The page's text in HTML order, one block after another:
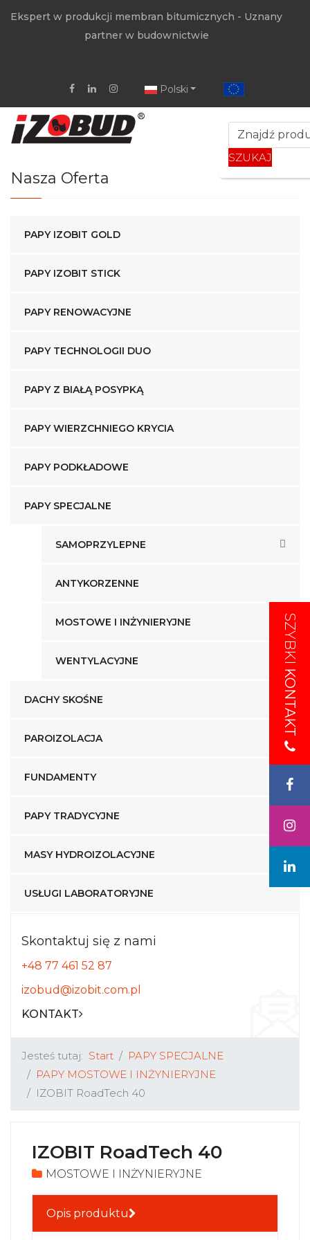
Ekspert w produkcji membran bitumicznych - Uznany
partner w budownictwie
Polski
SZYBKI
KONTAKT
SZYBKI
KONTAKT
Nasza Oferta
PAPY IZOBIT GOLD
PAPY IZOBIT STICK
PAPY RENOWACYJNE
PAPY TECHNOLOGII DUO
PAPY Z BIAŁĄ POSYPKĄ
PAPY WIERZCHNIEGO KRYCIA
PAPY PODKŁADOWE
PAPY SPECJALNE
SAMOPRZYLEPNE
ANTYKORZENNE
MOSTOWE I INŻYNIERYJNE
WENTYLACYJNE
DACHY SKOŚNE
PAROIZOLACJA
FUNDAMENTY
PAPY TRADYCYJNE
MASY HYDROIZOLACYJNE
USŁUGI LABORATORYJNE
Skontaktuj się z nami
+48 77 461 52 87
izobud@izobit.com.pl
KONTAKT
Jesteś tutaj: Start
PAPY SPECJALNE
PAPY MOSTOWE I INŻYNIERYJNE
IZOBIT RoadTech 40
IZOBIT RoadTech 40
MOSTOWE I INŻYNIERYJNE
Opis produktu
SZUKAJ